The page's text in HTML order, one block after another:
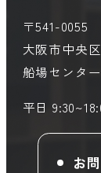
〒541-0055
大阪市中央
船場センタ
平日
お